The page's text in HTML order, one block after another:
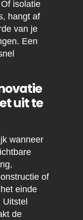
isolatie
hangt af
van je
Een
uit te
wanneer
of
einde
de